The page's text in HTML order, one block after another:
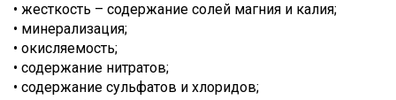
• жесткость – содержание солей магния и калия;
• минерализация;
• окисляемость;
• содержание нитратов;
• содержание сульфатов и хлоридов;